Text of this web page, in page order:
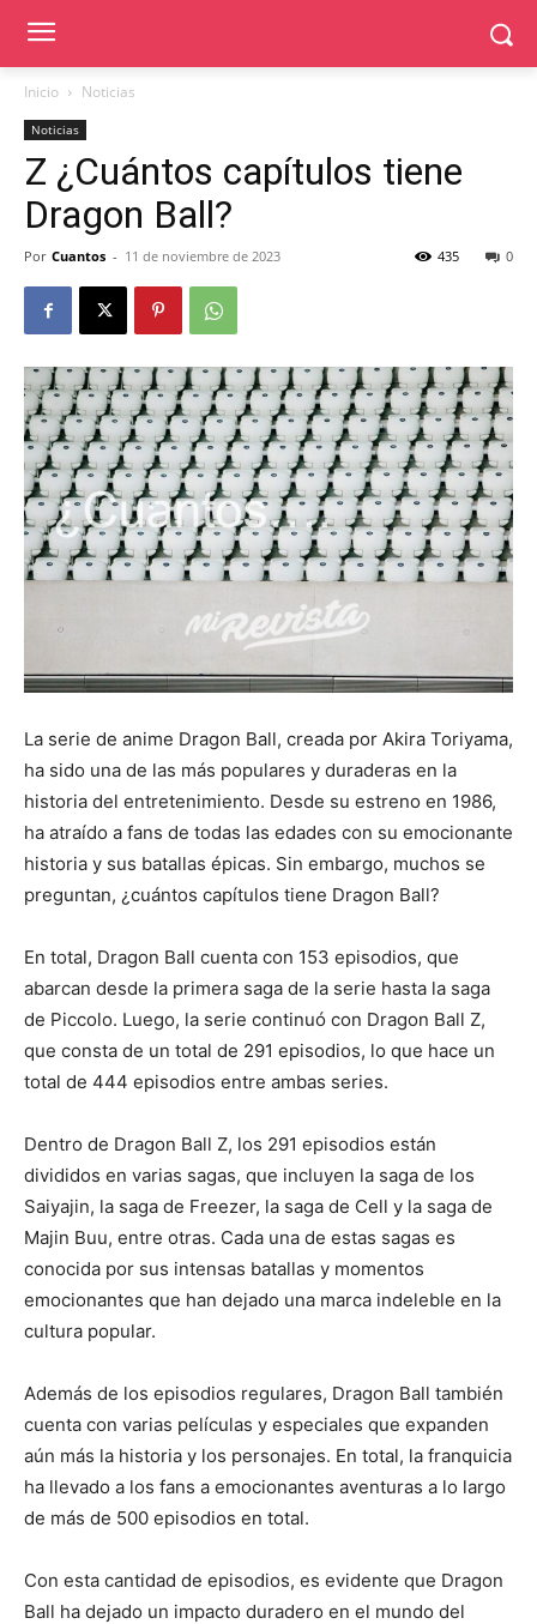
Inicio Noticias
Noticias
Z ¿Cuántos capítulos tiene
Dragon Ball?
Por Cuantos - 11 de noviembre de 2023 0
435
La serie de anime Dragon Ball, creada por Akira Toriyama,
ha sido una de las más populares y duraderas en la
historia del entretenimiento. Desde su estreno en 1986,
ha atraído a fans de todas las edades con su emocionante
historia y sus batallas épicas. Sin embargo, muchos se
preguntan, ¿cuántos capítulos tiene Dragon Ball?
En total, Dragon Ball cuenta con 153 episodios, que
abarcan desde la primera saga de la serie hasta la saga
de Piccolo. Luego, la serie continuó con Dragon Ball Z,
que consta de un total de 291 episodios, lo que hace un
total de 444 episodios entre ambas series.
Dentro de Dragon Ball Z, los 291 episodios están
divididos en varias sagas, que incluyen la saga de los
Saiyajin, la saga de Freezer, la saga de Cell y la saga de
Majin Buu, entre otras. Cada una de estas sagas es
conocida por sus intensas batallas y momentos
emocionantes que han dejado una marca indeleble en la
cultura popular.
Además de los episodios regulares, Dragon Ball también
cuenta con varias películas y especiales que expanden
aún más la historia y los personajes. En total, la franquicia
ha llevado a los fans a emocionantes aventuras a lo largo
de más de 500 episodios en total.
Con esta cantidad de episodios, es evidente que Dragon
Ball ha dejado un impacto duradero en el mundo del